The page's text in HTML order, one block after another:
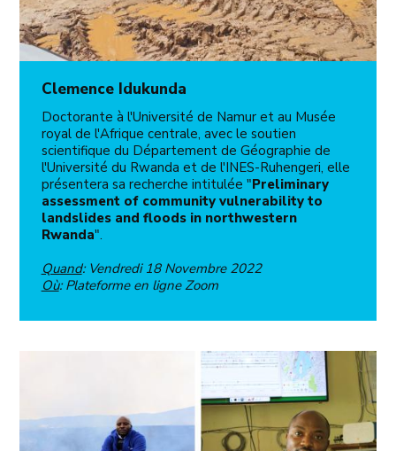
Clemence Idukunda
Doctorante à l'Université de Namur et au Musée
royal de l'Afrique centrale, avec le soutien
scientifique du Département de Géographie de
l'Université du Rwanda et de l'INES-Ruhengeri, elle
présentera sa recherche intitulée "Preliminary
assessment of community vulnerability to
landslides and floods in northwestern
Rwanda".
Quand: Vendredi 18 Novembre 2022
Où: Plateforme en ligne Zoom